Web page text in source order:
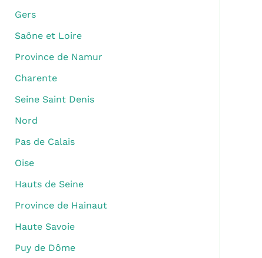
Gers
Saône et Loire
Province de Namur
Charente
Seine Saint Denis
Nord
Pas de Calais
Oise
Hauts de Seine
Province de Hainaut
Haute Savoie
Puy de Dôme